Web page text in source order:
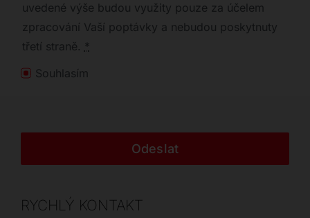
uvedené výše budou využity pouze za účelem
zpracování Vaší poptávky a nebudou poskytnuty
třetí straně. *
Souhlasím
Odeslat
RYCHLÝ KONTAKT